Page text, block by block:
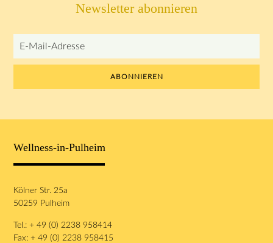
Newsletter abonnieren
E-
Mail-
ABONNIEREN
Wellness-in-Pulheim
Kölner Str. 25a
50259 Pulheim
Tel.: + 49 (0) 2238 958414
Fax: + 49 (0) 2238 958415